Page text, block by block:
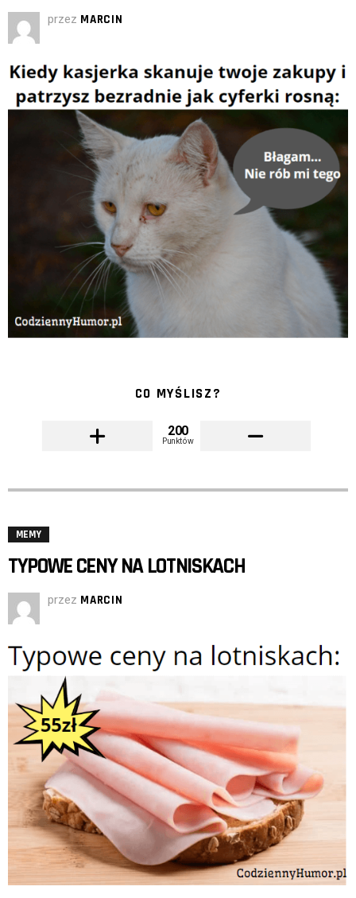
przez MARCIN
CO MYŚLISZ?
200
Punktów
MEMY
TYPOWE CENY NA LOTNISKACH
przez MARCIN